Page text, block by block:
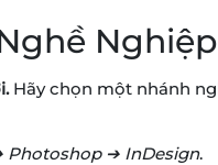
Nghiệp
Hãy chọn một nhánh
Photoshop ➔ InDesign.